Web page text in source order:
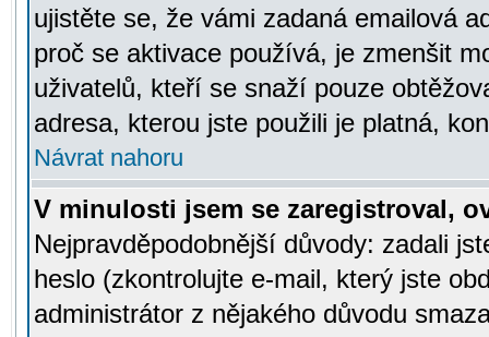
ujistěte se, že vámi zadaná emailová
proč se aktivace používá, je zmenšit
uživatelů, kteří se snaží pouze
adresa, kterou jste použili je platná,
Návrat nahoru
V minulosti jsem se zaregistroval,
Nejpravděpodobnější důvody: zadali
heslo (zkontrolujte e-mail, který jste
administrátor z nějakého důvodu